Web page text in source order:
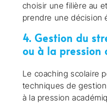
choisir une filière au
prendre une décision
4. Gestion du
ou à la pression
Le coaching scolaire
techniques de
à la pression